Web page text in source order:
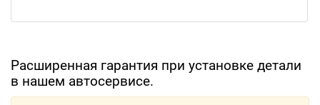
Расширенная гарантия при установке детали
в нашем автосервисе.